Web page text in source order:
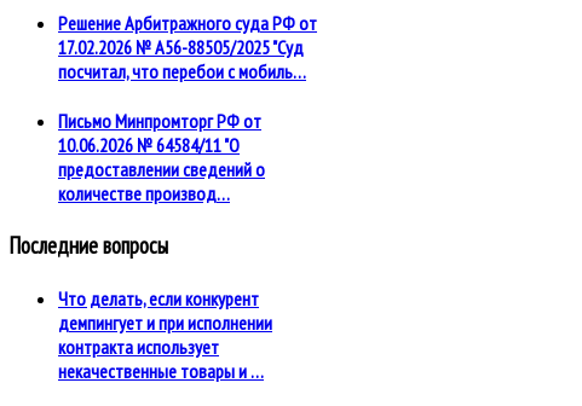
Решение Арбитражного суда РФ от
17.02.2026 № А56-88505/2025 "Суд
посчитал, что перебои с мобиль…
Письмо Минпромторг РФ от
10.06.2026 № 64584/11 "О
предоставлении сведений о
количестве производ…
Последние вопросы
Что делать, если конкурент
демпингует и при исполнении
контракта использует
некачественные товары и …